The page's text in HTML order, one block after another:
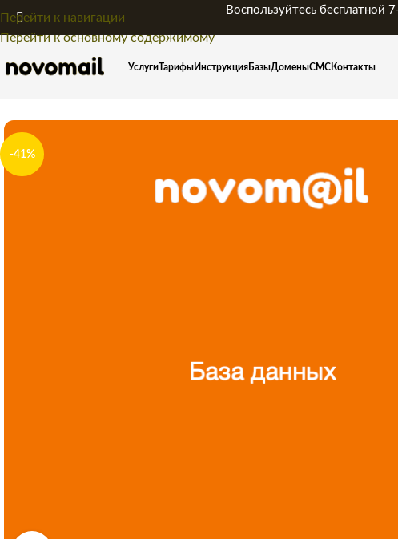
Перейти к навигации
Перейти к основному содержимому
Воспользуйтесь бесплатной
УслугиТарифыИнструкцияБазыДоменыСМСКонтакты
-41%